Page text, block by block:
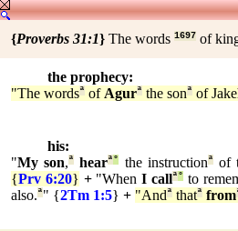
{Proverbs 31:1} The words 1697 of
the prophecy:
"The wordsª of Agurª the sonª of
his:
"My son,ª hearª° the instructionªof
{Prv 6:20} + "WhenI callª° to
also.ª" {2Tm 1:5} + "Andª thatª from